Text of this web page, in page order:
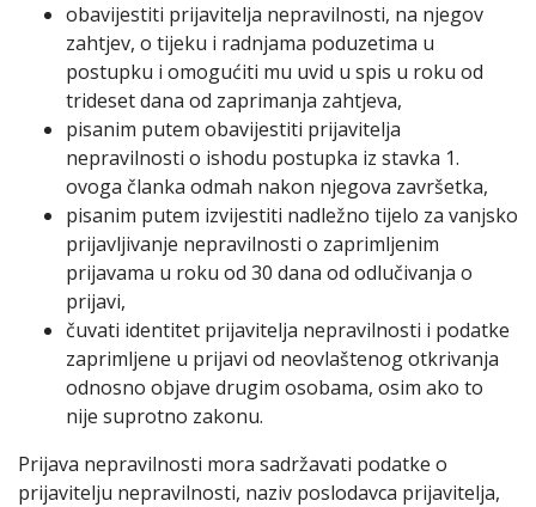
obavijestiti prijavitelja nepravilnosti, na njegov
zahtjev, o tijeku i radnjama poduzetima u
postupku i omogućiti mu uvid u spis u roku od
trideset dana od zaprimanja zahtjeva,
pisanim putem obavijestiti prijavitelja
nepravilnosti o ishodu postupka iz stavka 1.
ovoga članka odmah nakon njegova završetka,
pisanim putem izvijestiti nadležno tijelo za vanjsko
prijavljivanje nepravilnosti o zaprimljenim
prijavama u roku od 30 dana od odlučivanja o
prijavi,
čuvati identitet prijavitelja nepravilnosti i podatke
zaprimljene u prijavi od neovlaštenog otkrivanja
odnosno objave drugim osobama, osim ako to
nije suprotno zakonu.
Prijava nepravilnosti mora sadržavati podatke o
prijavitelju nepravilnosti, naziv poslodavca prijavitelja,